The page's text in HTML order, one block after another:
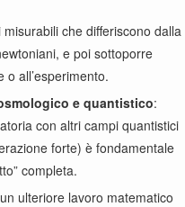
che differiscono dalla
e poi sottoporre
o all’esperimento.
e quantistico:
con altri campi quantistici
forte) è fondamentale
completa.
ulteriore lavoro matematico